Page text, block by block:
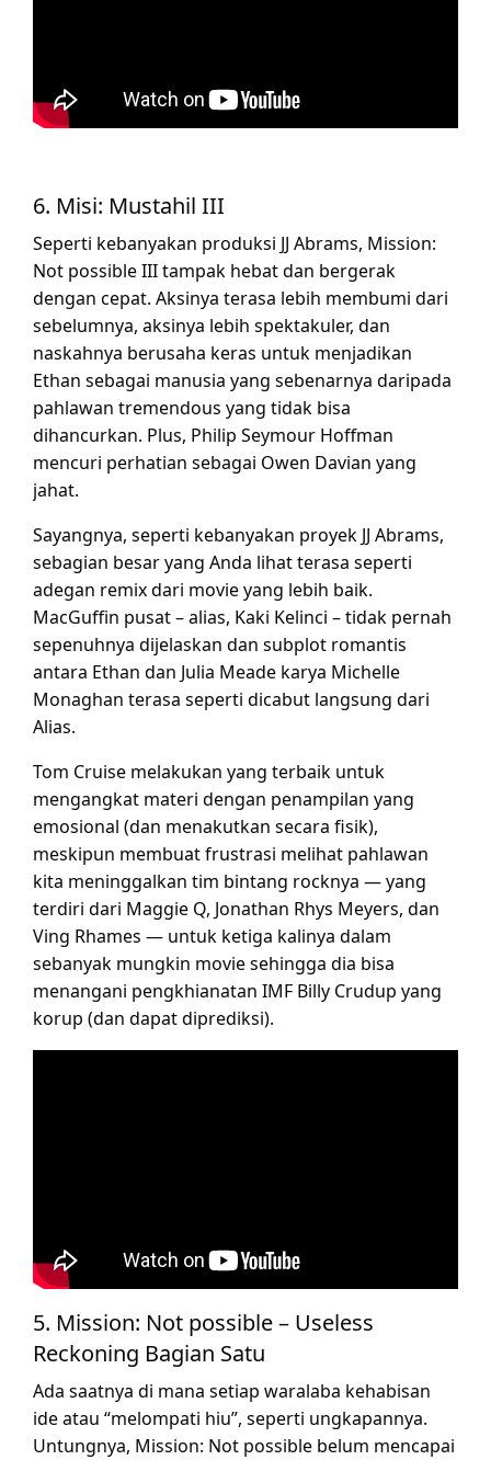
6. Misi: Mustahil III
Seperti kebanyakan produksi JJ Abrams, Mission:
Not possible III tampak hebat dan bergerak
dengan cepat. Aksinya terasa lebih membumi dari
sebelumnya, aksinya lebih spektakuler, dan
naskahnya berusaha keras untuk menjadikan
Ethan sebagai manusia yang sebenarnya daripada
pahlawan tremendous yang tidak bisa
dihancurkan. Plus, Philip Seymour Hoffman
mencuri perhatian sebagai Owen Davian yang
jahat.
Sayangnya, seperti kebanyakan proyek JJ Abrams,
sebagian besar yang Anda lihat terasa seperti
adegan remix dari movie yang lebih baik.
MacGuffin pusat – alias, Kaki Kelinci – tidak pernah
sepenuhnya dijelaskan dan subplot romantis
antara Ethan dan Julia Meade karya Michelle
Monaghan terasa seperti dicabut langsung dari
Alias.
Tom Cruise melakukan yang terbaik untuk
mengangkat materi dengan penampilan yang
emosional (dan menakutkan secara fisik),
meskipun membuat frustrasi melihat pahlawan
kita meninggalkan tim bintang rocknya — yang
terdiri dari Maggie Q, Jonathan Rhys Meyers, dan
Ving Rhames — untuk ketiga kalinya dalam
sebanyak mungkin movie sehingga dia bisa
menangani pengkhianatan IMF Billy Crudup yang
korup (dan dapat diprediksi).
5. Mission: Not possible – Useless
Reckoning Bagian Satu
Ada saatnya di mana setiap waralaba kehabisan
ide atau “melompati hiu”, seperti ungkapannya.
Untungnya, Mission: Not possible belum mencapai